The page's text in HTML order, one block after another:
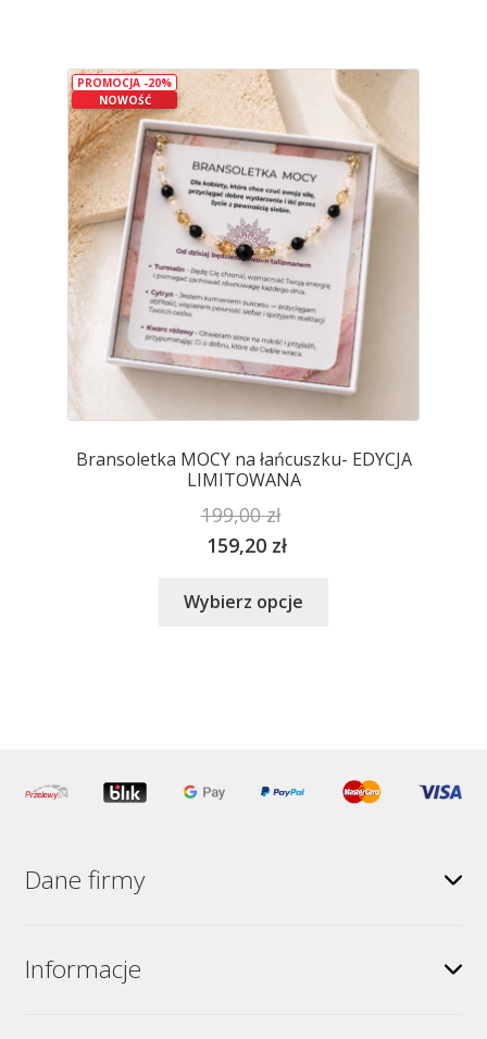
wariantów.
Opcje
można
wybrać
na
stronie
produktu
NOWOŚĆ
PROMOCJA -20%
Bransoletka MOCY na łańcuszku- EDYCJA
LIMITOWANA
199,00zł
159,20 zł
Wybierz opcje
wybrać
na
Dane firmy
Informacje